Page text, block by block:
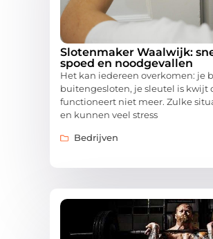
Slotenmaker Waalwijk:
spoed en noodgevallen
Het kan iedereen overkomen: je
buitengesloten, je sleutel is kwijt
functioneert niet meer. Zulke
en kunnen veel stress
Bedrijven